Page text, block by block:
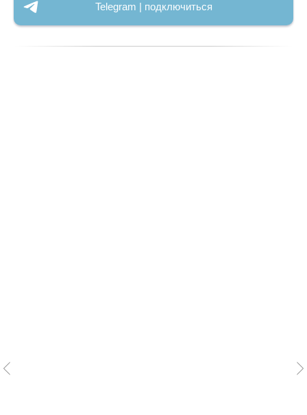
Telegram | подключиться